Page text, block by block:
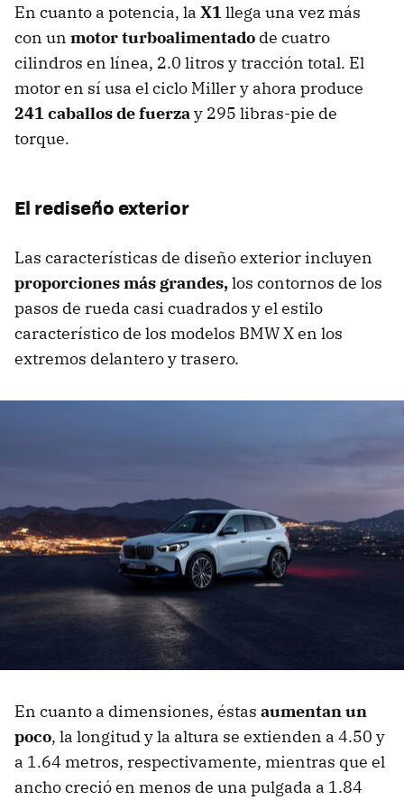
En cuanto a potencia, la X1 llega una vez más
con un motor turboalimentado de cuatro
cilindros en línea, 2.0 litros y tracción total. El
motor en sí usa el ciclo Miller y ahora produce
241 caballos de fuerzay ​​295 libras-pie de
torque.
El rediseño exterior
Las características de diseño exterior incluyen
proporciones más grandes,los contornos de los
pasos de rueda casi cuadrados y el estilo
característico de los modelos BMW X en los
extremos delantero y trasero.
En cuanto a dimensiones, éstas aumentan un
poco, la longitud y la altura se extienden a 4.50 y
a 1.64 metros, respectivamente, mientras que el
ancho creció en menos de una pulgada a 1.84